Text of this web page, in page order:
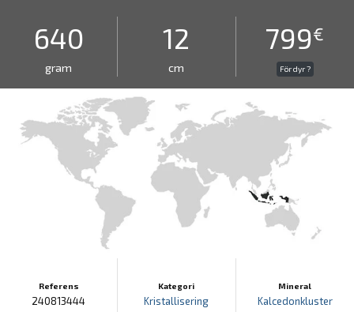
640
gram
12
cm
799€
För dyr ?
Referens
240813444
Kategori
Kristallisering
Mineral
Kalcedonkluster